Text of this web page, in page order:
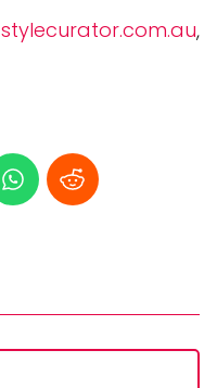
stylecurator.com.au,